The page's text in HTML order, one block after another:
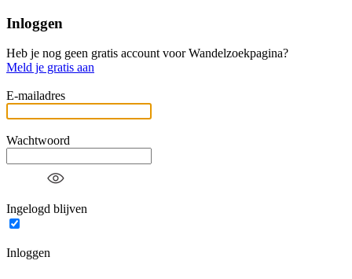
Inloggen
Heb je nog geen gratis account voor Wandelzoekpagina?
Meld je gratis aan
E-mailadres
Wachtwoord
Ingelogd blijven
Inloggen